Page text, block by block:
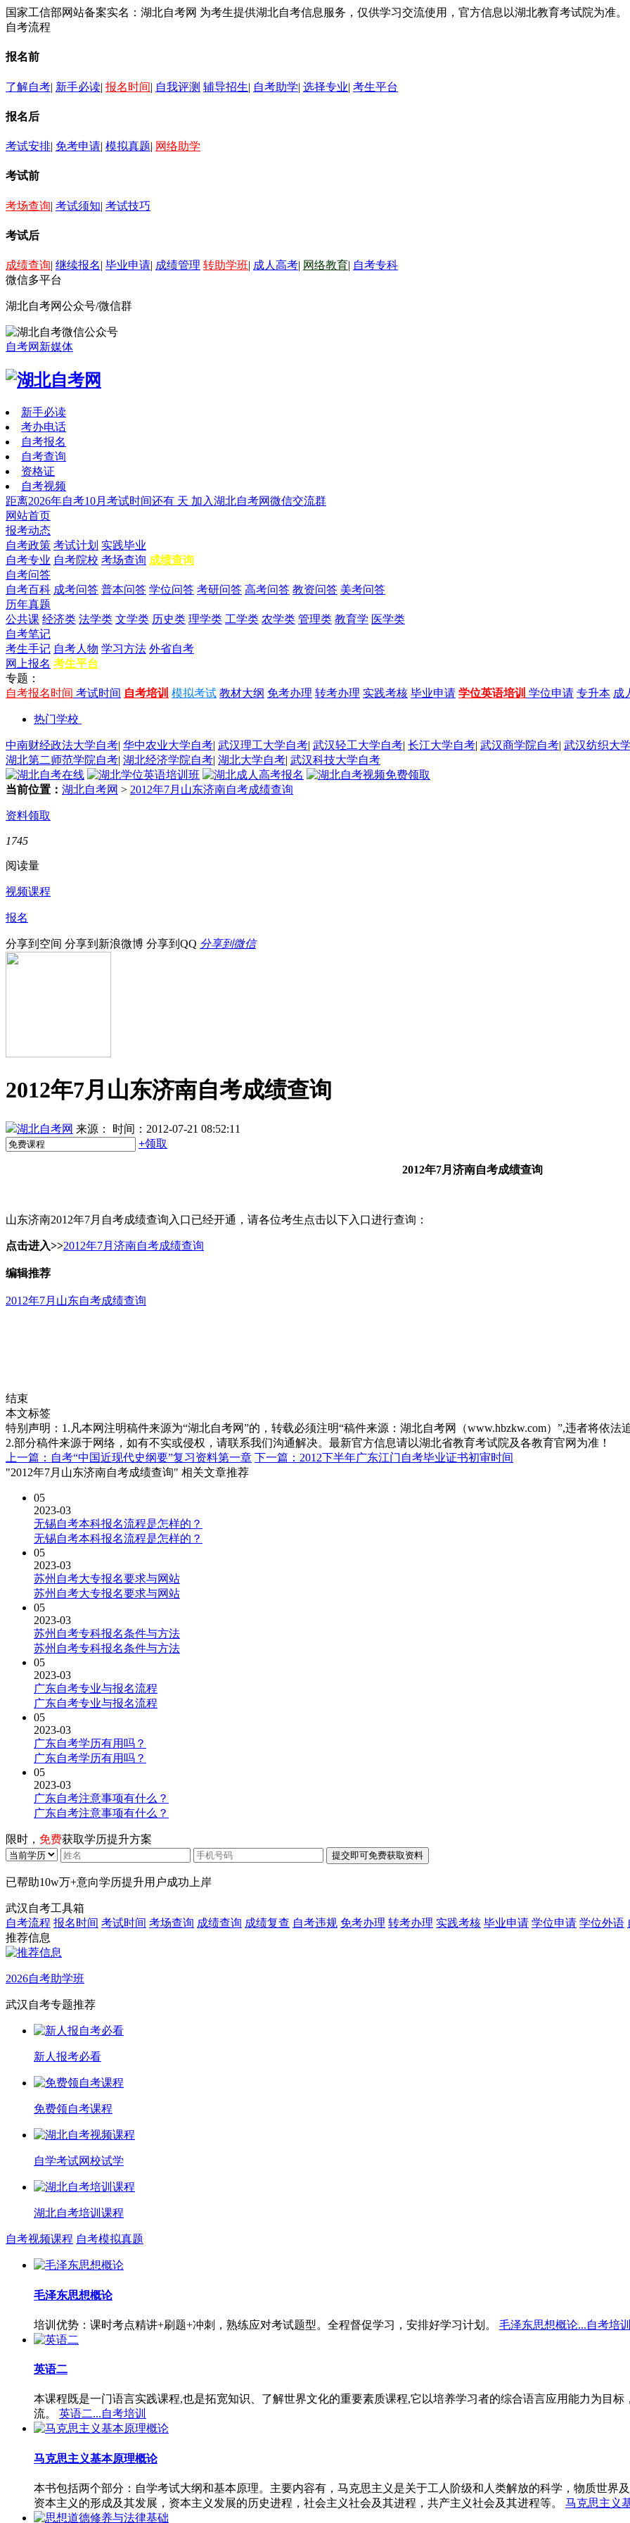
国家工信部网站备案实名：湖北自考网 为考生提供湖北自考信息服务，仅供学习交流使用，官方信息以湖北教育考试院为准。
自考流程
报名前
了解自考| 新手必读| 报名时间| 自我评测 辅导招生| 自考助学| 选择专业| 考生平台
报名后
考试安排| 免考申请| 模拟真题| 网络助学
考试前
考场查询| 考试须知| 考试技巧
考试后
成绩查询| 继续报名| 毕业申请| 成绩管理 转助学班| 成人高考| 网络教育| 自考专科
微信多平台
湖北自考网公众号/微信群
自考网新媒体
新手必读
考办电话
自考报名
自考查询
资格证
自考视频
距离2026年自考10月考试时间还有 天 加入湖北自考网微信交流群
网站首页
报考动态
自考政策 考试计划 实践毕业
自考专业 自考院校 考场查询 成绩查询
自考问答
自考百科 成考问答 普本问答 学位问答 考研问答 高考问答 教资问答 美考问答
历年真题
公共课 经济类 法学类 文学类 历史类 理学类 工学类 农学类 管理类 教育学 医学类
自考笔记
考生手记 自考人物 学习方法 外省自考
网上报名 考生平台
专题：
自考报名时间 考试时间 自考培训 模拟考试 教材大纲 免考办理 转考办理 实践考核 毕业申请 学位英语培训 学位申请 专升本 成
热门学校
中南财经政法大学自考| 华中农业大学自考| 武汉理工大学自考| 武汉轻工大学自考| 长江大学自考| 武汉商学院自考| 武汉纺织大
湖北第二师范学院自考| 湖北经济学院自考| 湖北大学自考| 武汉科技大学自考
当前位置： 湖北自考网 > 2012年7月山东济南自考成绩查询
资料领取
1745
阅读量
视频课程
报名
分享到空间 分享到新浪微博 分享到QQ 分享到微信
2012年7月山东济南自考成绩查询
湖北自考网 来源：
时间：2012-07-21 08:52:11
+领取
2012年7月济南自考成绩查询
山东济南2012年7月自考成绩查询入口已经开通，请各位考生点击以下入口进行查询：
点击进入>>2012年7月济南自考成绩查询
编辑推荐
2012年7月山东自考成绩查询
结束
本文标签
特别声明：1.凡本网注明稿件来源为“湖北自考网”的，转载必须注明“稿件来源：湖北自考网（www.hbzkw.com）”,违者将依法
2.部分稿件来源于网络，如有不实或侵权，请联系我们沟通解决。最新官方信息请以湖北省教育考试院及各教育官网为准！
上一篇：自考“中国近现代史纲要”复习资料第一章 下一篇：2012下半年广东江门自考毕业证书初审时间
"2012年7月山东济南自考成绩查询" 相关文章推荐
05
2023-03
无锡自考本科报名流程是怎样的？
无锡自考本科报名流程是怎样的？
05
2023-03
苏州自考大专报名要求与网站
苏州自考大专报名要求与网站
05
2023-03
苏州自考专科报名条件与方法
苏州自考专科报名条件与方法
05
2023-03
广东自考专业与报名流程
广东自考专业与报名流程
05
2023-03
广东自考学历有用吗？
广东自考学历有用吗？
05
2023-03
广东自考注意事项有什么？
广东自考注意事项有什么？
限时， 免费获取学历提升方案
已帮助10w万+意向学历提升用户成功上岸
武汉自考工具箱
自考流程 报名时间 考试时间 考场查询 成绩查询 成绩复查 自考违规 免考办理 转考办理 实践考核 毕业申请 学位申请 学位外语
推荐信息
2026自考助学班
武汉自考专题推荐
新人报考必看
免费领自考课程
自学考试网校试学
湖北自考培训课程
自考视频课程 自考模拟真题
毛泽东思想概论
培训优势：课时考点精讲+刷题+冲刺，熟练应对考试题型。全程督促学习，安排好学习计划。 毛泽东思想概论...自考培训
英语二
本课程既是一门语言实践课程,也是拓宽知识、了解世界文化的重要素质课程,它以培养学习者的综合语言应用能力为目
流。
英语二...自考培训
马克思主义基本原理概论
本书包括两个部分：自学考试大纲和基本原理。主要内容有，马克思主义是关于工人阶级和人类解放的科学，物质世界
资本主义的形成及其发展，资本主义发展的历史进程，社会主义社会及其进程，共产主义社会及其进程等。
马克思主义